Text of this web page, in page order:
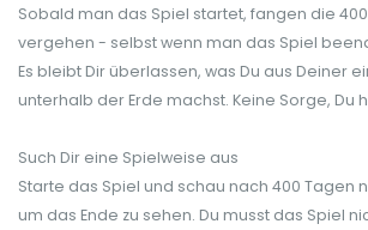
Sobald man das Spiel startet, fangen die
vergehen - selbst wenn man das Spiel
Es bleibt Dir überlassen, was Du aus Deiner
unterhalb der Erde machst. Keine Sorge, Du
Such Dir eine Spielweise aus
Starte das Spiel und schau nach 400 Tagen
um das Ende zu sehen. Du musst das Spiel